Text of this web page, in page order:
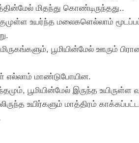
மிதந்து கொண்டிருந்தது..
உயர்ந்த மலைகளெல்லாம்
பூமியின்மேல் ஊரும்
எல்லாம் மாண்டுபோயின.
பூமியின்மேல் இருந்த உயிருள்ள
உயிர்களும் மாத்திரம்